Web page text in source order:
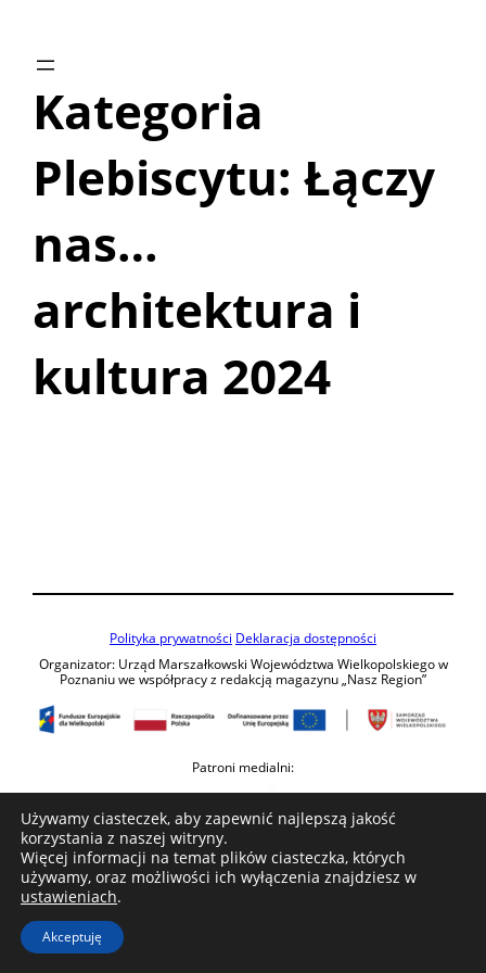
Kategoria
Plebiscytu:Łączy
nas…
architektura i
kultura 2024
Polityka prywatności Deklaracja dostępności
Organizator: Urząd Marszałkowski Województwa Wielkopolskiego w
Poznaniu we współpracy z redakcją magazynu „Nasz Region”
Patroni medialni:
Używamy ciasteczek, aby zapewnić najlepszą jakość
korzystania z naszej witryny.
Więcej informacji na temat plików ciasteczka, których
używamy, oraz możliwości ich wyłączenia znajdziesz w
ustawieniach.
Akceptuję